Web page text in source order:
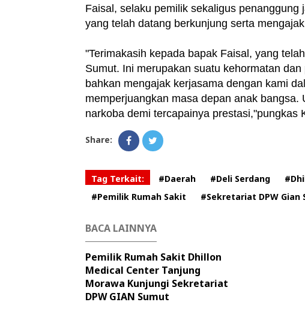
Faisal, selaku pemilik sekaligus
yang telah datang berkunjung serta
"Terimakasih kepada bapak Faisal, yang
Sumut. Ini merupakan suatu kehormatan
bahkan mengajak kerjasama dengan kami
memperjuangkan masa depan anak
narkoba demi tercapainya prestasi,"pungkas
Share:
Tag Terkait: #Daerah #Deli Serdang
#Pemilik Rumah Sakit
#Sekretariat DPW Gian
BACA LAINNYA
Pemilik Rumah Sakit Dhillon
Medical Center Tanjung
Morawa Kunjungi Sekretariat
DPW GIAN Sumut